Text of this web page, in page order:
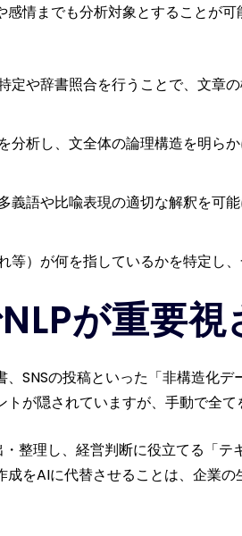
情までも分析対象とすることが可
や辞書照合を行うことで、文章の
析し、文全体の論理構造を明らか
語や比喩表現の適切な解釈を可能
）が何を指しているかを特定し、
が重要
SNSの投稿といった「非構造化
が隠されていますが、手動で全て
整理し、経営判断に役立てる「
をAIに代替させることは、企業